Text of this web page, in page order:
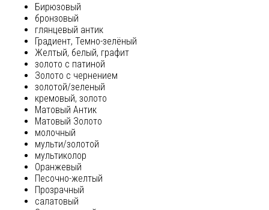
Бирюзовый
бронзовый
глянцевый антик
Градиент, Темно-зелёный
Желтый, белый, графит
золото с патиной
Золото с чернением
золотой/зеленый
кремовый, золото
Матовый Антик
Матовый Золото
молочный
мульти/золотой
мультиколор
Оранжевый
Песочно-желтый
Прозрачный
салатовый